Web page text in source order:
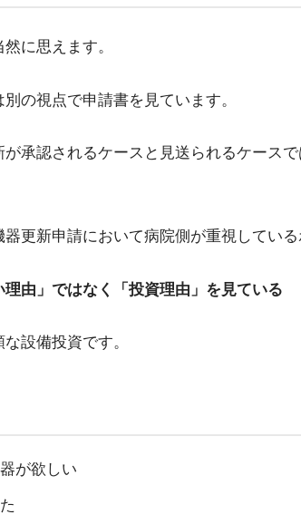
に思えます。
の視点で申請書を見ています。
承認されるケースと見送られるケース
更新申請において病院側が重視している
由」ではなく「投資理由」を見ている
設備投資です。
が欲しい